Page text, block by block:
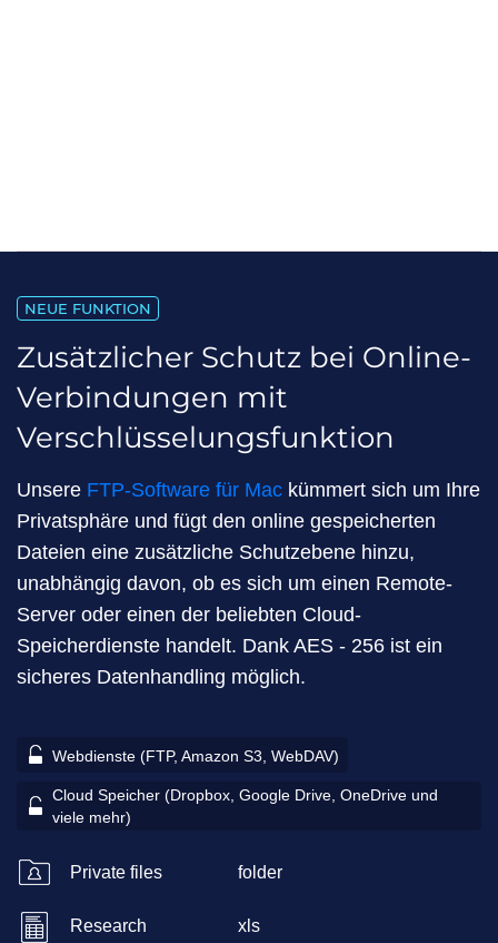
NEUE FUNKTION
Zusätzlicher Schutz bei Online-
Verbindungen mit
Verschlüsselungsfunktion
Unsere FTP-Software für Mac kümmert sich um Ihre
Privatsphäre und fügt den online gespeicherten
Dateien eine zusätzliche Schutzebene hinzu,
unabhängig davon, ob es sich um einen Remote-
Server oder einen der beliebten Cloud-
Speicherdienste handelt. Dank AES - 256 ist ein
sicheres Datenhandling möglich.
Webdienste (FTP, Amazon S3, WebDAV)
Cloud Speicher (Dropbox, Google Drive, OneDrive und
viele mehr)
Private files folder
Research xls